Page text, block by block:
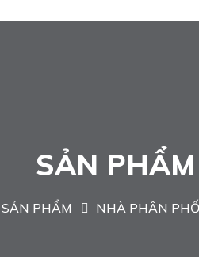
SẢN PHẨM
SẢN PHẨM NHÀ PHÂN